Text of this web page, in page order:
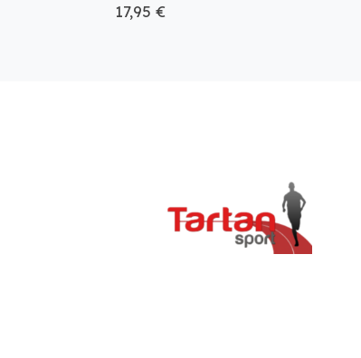
17,95 €